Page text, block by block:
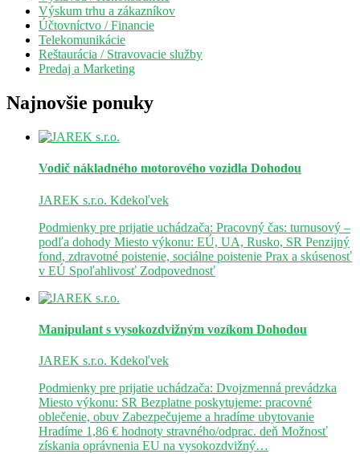
Výskum trhu a zákazníkov
Účtovníctvo / Financie
Telekomunikácie
Reštaurácia / Stravovacie služby
Predaj a Marketing
Najnovšie ponuky
Vodič nákladného motorového vozidla Dohodou
JAREK s.r.o. Kdekoľvek
Podmienky pre prijatie uchádzača: Pracovný čas: turnusový –
podľa dohody Miesto výkonu: EÚ, UA, Rusko, SR Penzijný
fond, zdravotné poistenie, sociálne poistenie Prax a skúsenosť
v EÚ Spoľahlivosť Zodpovednosť
Manipulant s vysokozdvižným vozíkom Dohodou
JAREK s.r.o. Kdekoľvek
Podmienky pre prijatie uchádzača: Dvojzmenná prevádzka
Miesto výkonu: SR Bezplatne poskytujeme: pracovné
oblečenie, obuv Zabezpečujeme a hradíme ubytovanie
Hradíme 1,86 € hodnoty stravného/odprac. deň Možnosť
získania oprávnenia EU na vysokozdvižný…